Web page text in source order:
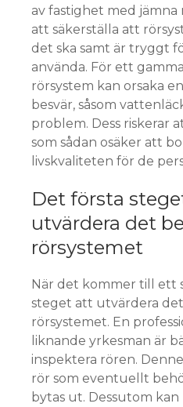
av fastighet med
att säkerställa att
det ska samt är tryggt
använda. För ett
rörsystem kan orsaka
besvär, såsom
problem. Dess riskerar
som sådan osäker att
livskvaliteten för de
Det första
utvärdera det
rörsystemet
När det kommer till ett
steget att utvärdera
rörsystemet. En
liknande yrkesman är
inspektera rören.
rör som eventuellt
bytas ut. Dessutom